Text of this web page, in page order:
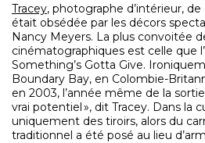
Tracey, photographe d’intérieur,
était obsédée par les décors
Nancy Meyers. La plus convoitée
cinématographiques est celle que
Something’s Gotta Give.
Boundary Bay, en Colombie-
en 2003, l’année même de la
vrai potentiel », dit Tracey. Dans la
uniquement des tiroirs, alors du
traditionnel a été posé au lieu